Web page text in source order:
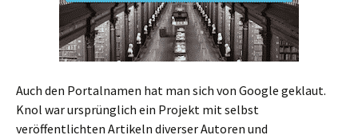
Auch den Portalnamen hat man sich von Google geklaut.
Knol war ursprünglich ein Projekt mit selbst
veröffentlichten Artikeln diverser Autoren und